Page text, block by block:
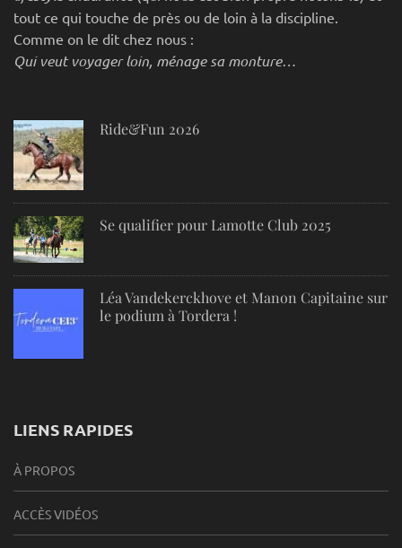
tout ce qui touche de près ou de loin à la discipline.
Comme on le dit chez nous :
Qui veut voyager loin, ménage sa monture…
Ride&Fun 2026
Se qualifier pour Lamotte Club 2025
Léa Vandekerckhove et Manon Capitaine sur
le podium à Tordera !
LIENS RAPIDES
À PROPOS
ACCÈS VIDÉOS